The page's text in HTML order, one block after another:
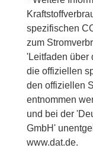
spezifischen
zum
'Leitfaden über
die offiziellen
den offiziellen
entnommen
und bei der
GmbH'
www.dat.de.